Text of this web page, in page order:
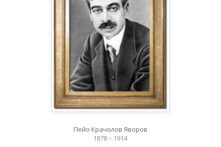
Пейо Крачолов Яворов
1878 – 1914